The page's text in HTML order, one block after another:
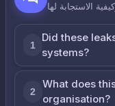
الاستجابة لها
1
Did these
systems?
2
What does
organisation?